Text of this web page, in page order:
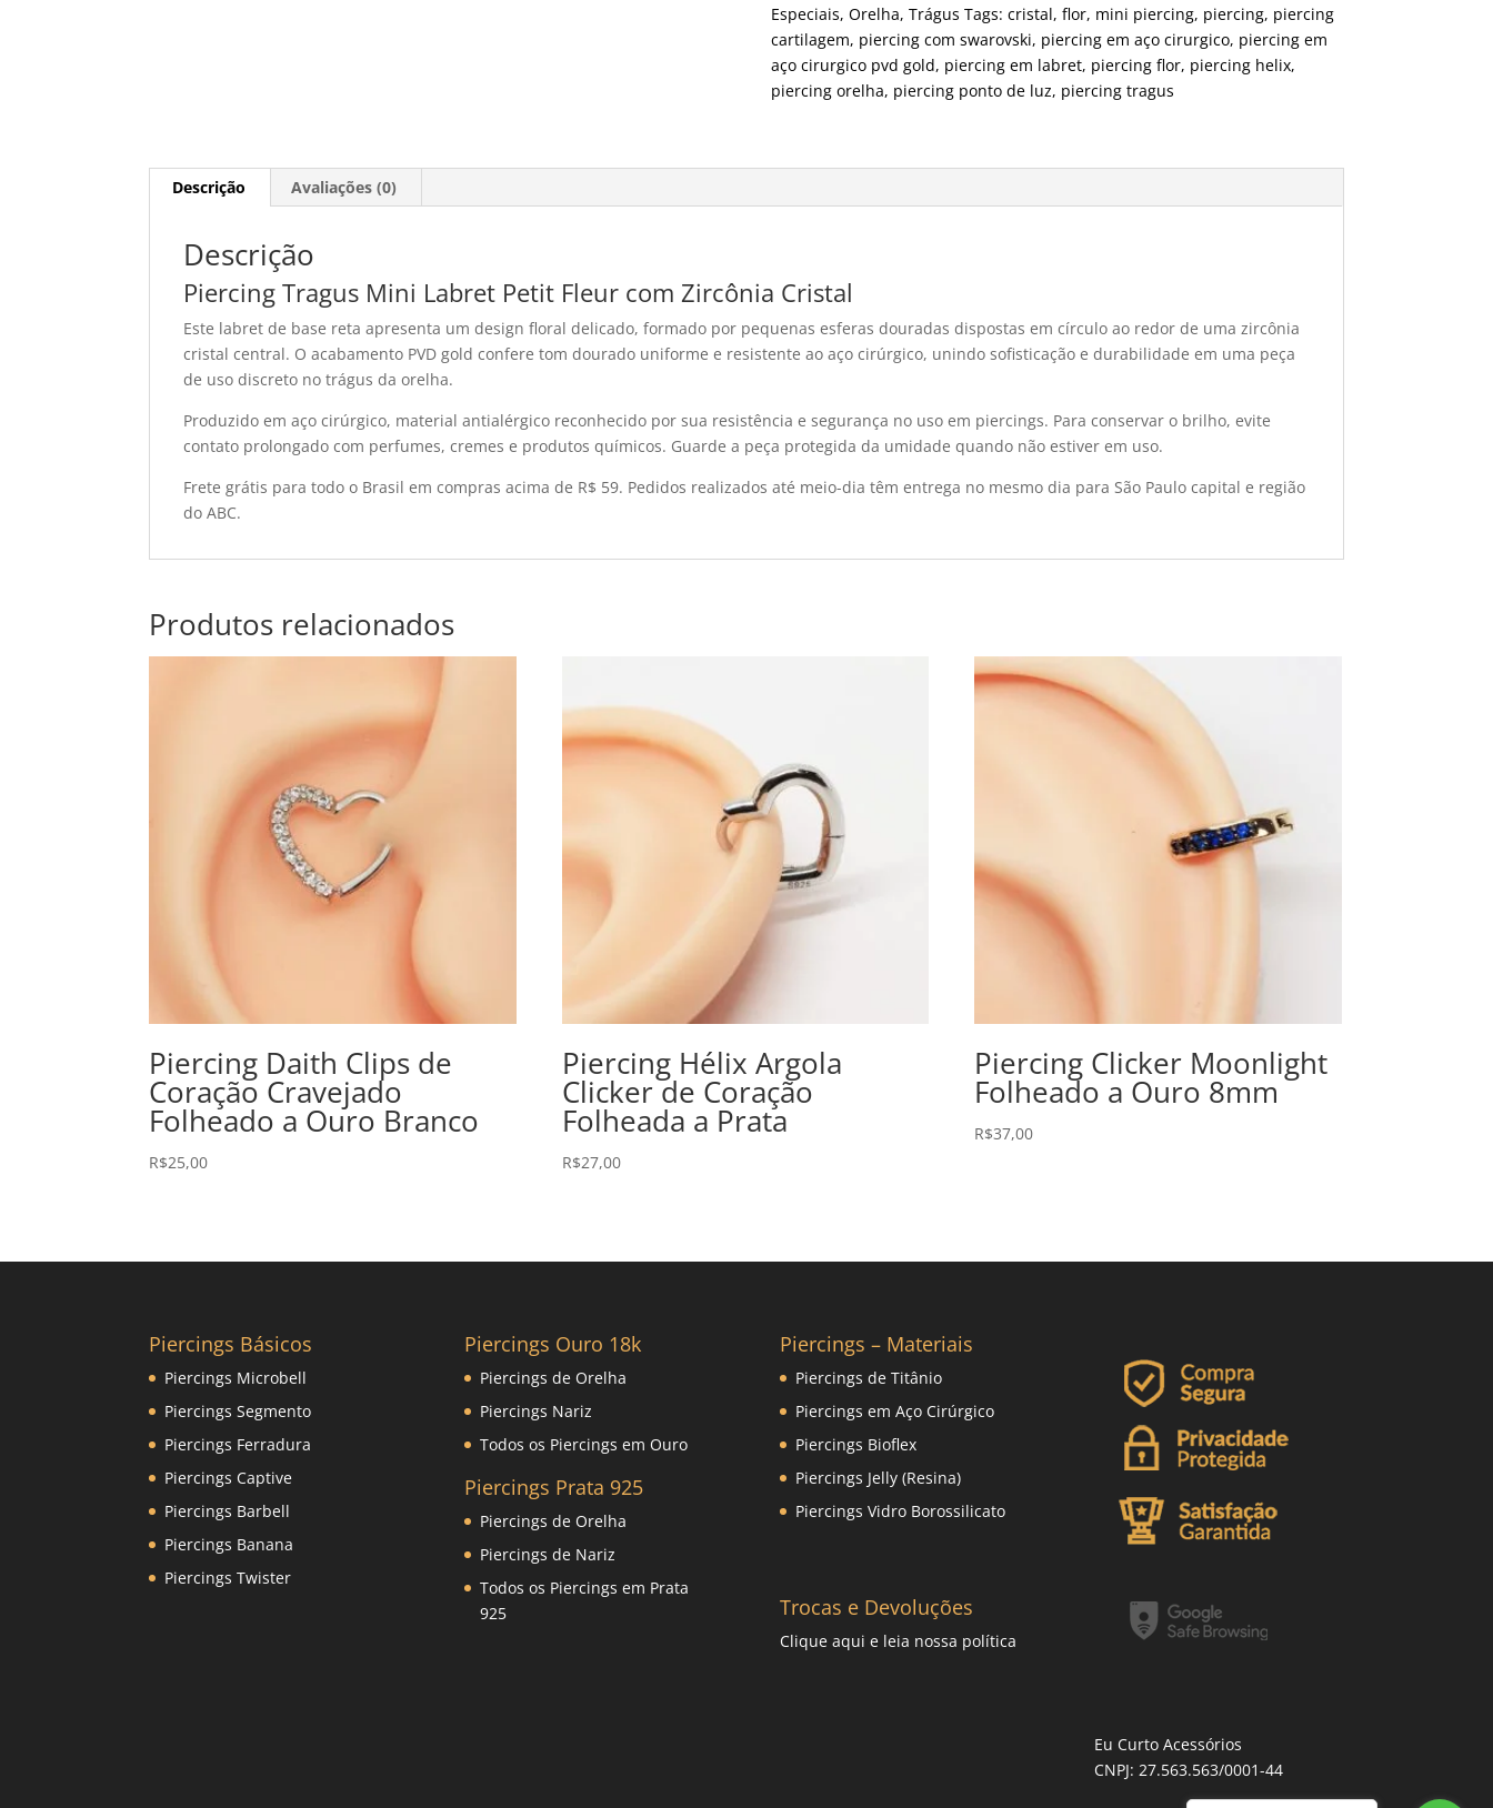
Especiais, Orelha, Trágus Tags: cristal, flor, mini piercing, piercing, piercing
cartilagem, piercing com swarovski, piercing em aço cirurgico, piercing em
aço cirurgico pvd gold, piercing em labret, piercing flor, piercing helix,
piercing orelha, piercing ponto de luz, piercing tragus
Descrição Avaliações (0)
Descrição
Piercing Tragus Mini Labret Petit Fleur com Zircônia Cristal
Este labret de base reta apresenta um design floral delicado, formado por pequenas esferas douradas dispostas em círculo ao redor de uma zircônia
cristal central. O acabamento PVD gold confere tom dourado uniforme e resistente ao aço cirúrgico, unindo sofisticação e durabilidade em uma peça
de uso discreto no trágus da orelha.
Produzido em aço cirúrgico, material antialérgico reconhecido por sua resistência e segurança no uso em piercings. Para conservar o brilho, evite
contato prolongado com perfumes, cremes e produtos químicos. Guarde a peça protegida da umidade quando não estiver em uso.
Frete grátis para todo o Brasil em compras acima de R$ 59. Pedidos realizados até meio-dia têm entrega no mesmo dia para São Paulo capital e região
do ABC.
Produtos relacionados
Piercing Daith Clips de
Coração Cravejado
Folheado a Ouro Branco
R$25,00
Piercing Hélix Argola
Clicker de Coração
Folheada a Prata
R$27,00
Piercing Clicker Moonlight
Folheado a Ouro 8mm
R$37,00
Piercings Básicos
Piercings Microbell
Piercings Segmento
Piercings Ferradura
Piercings Captive
Piercings Barbell
Piercings Banana
Piercings Twister
Piercings Ouro 18k
Piercings de Orelha
Piercings Nariz
Todos os Piercings em Ouro
Piercings Prata 925
Piercings de Orelha
Piercings de Nariz
Todos os Piercings em Prata
925
Piercings – Materiais
Piercings de Titânio
Piercings em Aço Cirúrgico
Piercings Bioflex
Piercings Jelly (Resina)
Piercings Vidro Borossilicato
Trocas e Devoluções
Clique aqui e leia nossa política
Eu Curto Acessórios
CNPJ: 27.563.563/0001-44